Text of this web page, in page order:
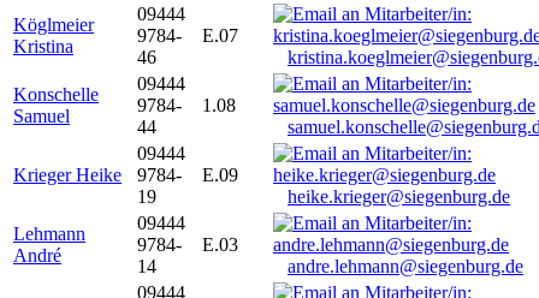
Köglmeier
Kristina
09444
9784-
46
E.07
Konschelle
Samuel
09444
9784-
44
1.08
Krieger Heike
09444
9784-
19
E.09
heike.krieger@siegenburg.de
Lehmann
André
09444
9784-
14
E.03
andre.lehmann@siegenburg.de
09444